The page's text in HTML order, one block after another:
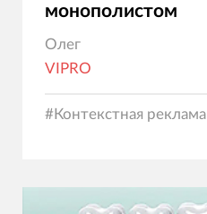
монополистом
Олег
VIPRO
#Контекстная реклама